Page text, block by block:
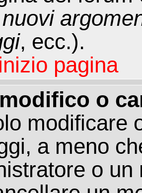
, ecc.).
pagina
o
modificare
a meno
o